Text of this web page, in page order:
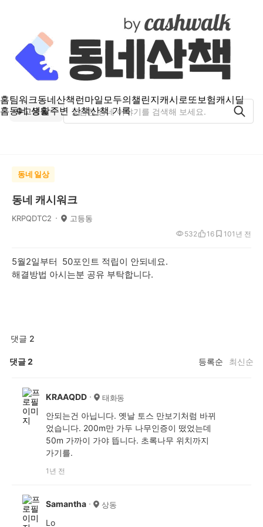
홈팀워크동네산책런마일모두의챌린지캐시로또보험캐시딜
홈동네 생활주변 산책산책 기록
고등동
동네 일상
동네 캐시워크
KRPQDTC2 고등동
1년 전
532 16 10
5월2일부터 50포인트 적립이 안되네요.
해결방법 아시는분 공유 부탁합니다.
댓글 2
댓글2 등록순 최신순
KRAAQDD 태화동
안되는건 아닙니다. 옛날 토스 만보기처럼 바뀌
었습니다. 200m만 가두 나무인증이 떴었는데
50m 가까이 가야 뜹니다. 초록나무 위치까지
가기를.
1년 전
Samantha 상동
Lo